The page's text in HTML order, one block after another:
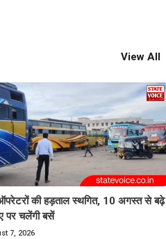
View All
की हड़ताल स्थगित, 10 अगस्त से बढ़े
पर चलेंगी बसें
7, 2026